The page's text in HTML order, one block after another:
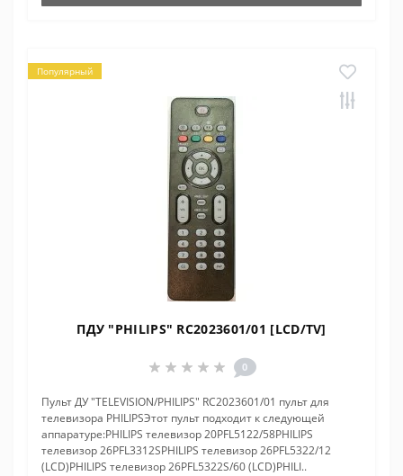
Популярный
ПДУ "PHILIPS" RC2023601/01 [LCD/TV]
0
Пульт ДУ "TELEVISION/PHILIPS" RC2023601/01 пульт для
телевизора PHILIPSЭтот пульт подходит к следующей
аппаратуре:PHILIPS телевизор 20PFL5122/58PHILIPS
телевизор 26PFL3312SPHILIPS телевизор 26PFL5322/12
(LCD)PHILIPS телевизор 26PFL5322S/60 (LCD)PHILI..